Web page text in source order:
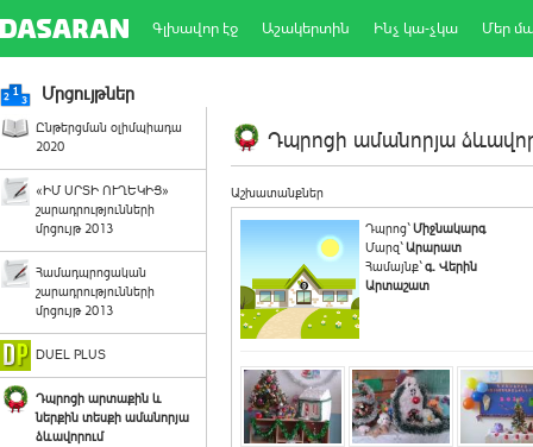
Գլխավոր էջ Աշակերտին Ինչ կա-չկա Մեր
Մրցույթներ
Ընթերցման օլիմպիադա
2020
«ԻՄ ՍՐՏԻ ՈՒՂԵԿԻՑ»
շարադրությունների
մրցույթ 2013
Համադպրոցական
շարադրությունների
մրցույթ 2013
DUEL PLUS
Դպրոցի արտաքին և
ներքին տեսքի ամանորյա
ձևավորում
Դպրոցի ամանորյա
Աշխատանքներ
Դպրոց`Միջնակարգ
Մարզ`Արարատ
Համայնք`գ. Վերին
Արտաշատ